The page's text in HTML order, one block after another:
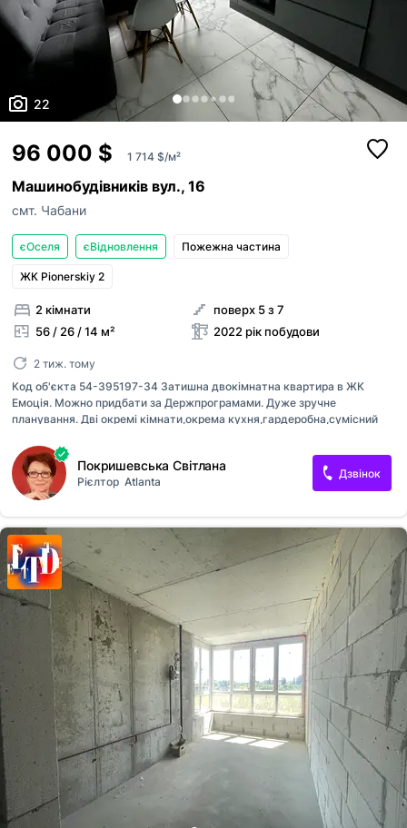
22
96 000 $ 1 714 $/м²
Машинобудівників вул., 16
смт. Чабани
єОселя єВідновлення Пожежна частина
ЖК Pionerskiy 2
2 кімнати
56 / 26 / 14 м²
поверх 5 з 7
2022 рік побудови
2 тиж. тому
Код об'єкта 54-395197-34 Затишна двокімнатна квартира в ЖК
Емоція. Можно придбати за Держпрограмами. Дуже зручне
планування. Дві окремі кімнати,окрема кухня,гардеробна,сумісний
.Робился для себе із якісних матеріалів. Підійде ідеально для сімʼї з
дітьми . Тепла підлога по всій квартирі. Всі меблі і техніка
залишаються новому власнику. Перегляд за попередньою
домовленістю . Телефонуйте в зручний для Вас час!
Покришевська Світлана
Рієлтор Atlanta
Дзвінок
Оголошення неактуальне
Неправильні фото
Неправильне відео
Неправильна адреса
Об'єкт не існує
Прикріпити файл
ким із рієлторів вашого агентства їх закріпити.
Зареєструйте рієлторів АН на
RIELTOR.UA
привʼяжіть їхні акаунти до акаунту АН, щоб:
бачити сукупну статистику та витрати
оголошенням ваших рієлторів,
поповнювати баланс вашим рієлторам,
бачити в кабінеті всі оголошення,
оголошення рієлторів були брендовані